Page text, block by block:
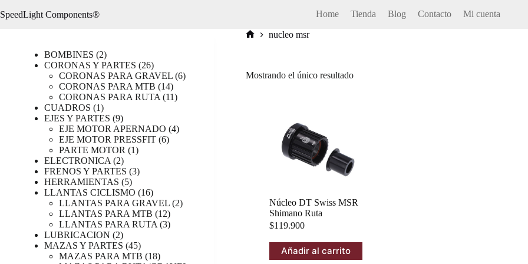
al
SpeedLight Components® Home Tienda Blog Contacto
Mi cuenta
nucleo msr
Mostrando el único resultado
Núcleo DT Swiss MSR
Shimano Ruta
$119.900
Añadir al carrito
BOMBINES 22
productos
CORONAS Y PARTES 2626
productos
CORONAS PARA GRAVEL 66
CORONAS PARA MTB 1414
productos
CORONAS PARA RUTA 1111
CUADROS 11
producto
EJES Y PARTES 99
productos
EJE MOTOR APERNADO 44
EJE MOTOR PRESSFIT 66
PARTE MOTOR 11
ELECTRONICA 22
productos
FRENOS Y PARTES 33
HERRAMIENTAS 55
productos
LLANTAS CICLISMO 1616
productos
LLANTAS PARA GRAVEL 22
LLANTAS PARA MTB 1212
productos
LLANTAS PARA RUTA 33
LUBRICACION 22
productos
MAZAS Y PARTES 4545
productos
MAZAS PARA MTB 1818